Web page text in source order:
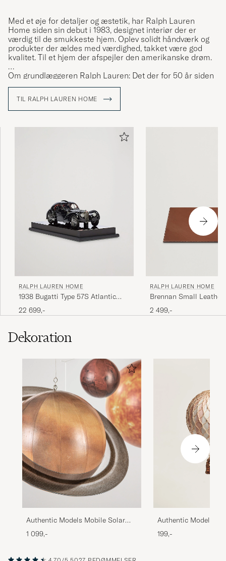
Med et øje for detaljer og æstetik, har Ralph Lauren
Home siden sin debut i 1983, designet interiør der er
værdig til de smukkeste hjem. Oplev solidt håndværk og
produkter der ældes med værdighed, takket være god
kvalitet. Til et hjem der afspejler den amerikanske drøm.
Om grundlæggeren Ralph Lauren: Det der for 50 år siden
startede med en egen slipsekollektion, har udviklet sig til
som satte præg på hvordan amerikansk stil defineres.
Ralph Lauren har altid stået for høj kvalitet i sit håndværk,
markedsføring. Ralph Lauren sælger ikke bare tøj og
udstyr, de sælger en livsstil der afspejler den amerikanske
TIL RALPH LAUREN HOME
RALPH LAUREN HOME
1938 Bugatti Type 57S Atlantic
Coupe Model Car Black
22 699,-
RALPH LAUREN HOME
Brennan Small Leather
Blotter Saddle Brown
2 499,-
Dekoration
Authentic Models Mobile Solar
System
1 099,-
Authentic Models
Skies Balloon Light
199,-